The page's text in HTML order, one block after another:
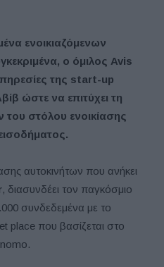
ενοικιαζόμενων
ο όμιλος Avis
της start-up
ώστε να επιτύχει τη
στόλου ενοικίασης
αυτοκινήτων που ανήκει
, διασυνδέει τον παγκόσμιο
συνδεδεμένα με το
place που βασίζεται στο